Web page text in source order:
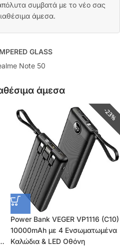
συμβατά με το νέο σας
άμεσα.
GLASS
Note 50
άμεσα
23%
Power Bank VEGER VP1116 (C10)
10000mAh με 4 Ενσωματωμένα
Καλώδια & LED Οθόνη